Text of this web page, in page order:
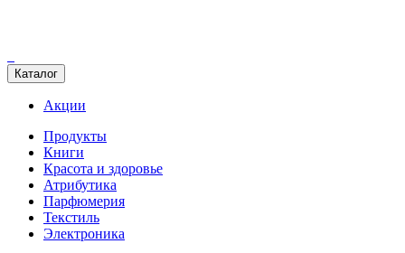
Каталог
Акции
Продукты
Книги
Красота и здоровье
Атрибутика
Парфюмерия
Текстиль
Электроника